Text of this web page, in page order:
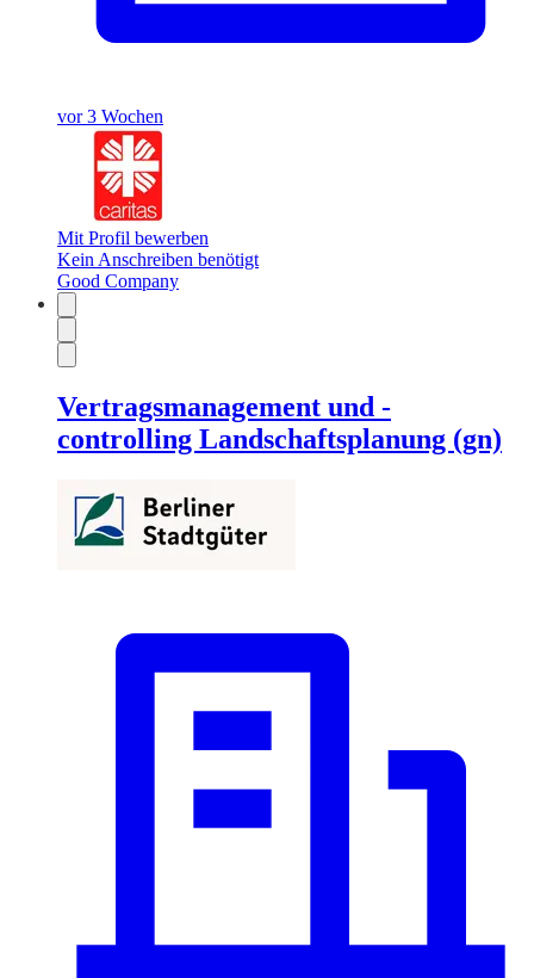
vor 3 Wochen
Mit Profil bewerben
Kein Anschreiben benötigt
Good Company
Vertragsmanagement und -
controlling Landschaftsplanung (gn)